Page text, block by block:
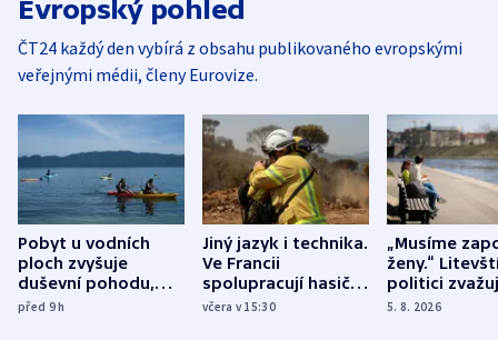
Evropský pohled
ČT24 každý den vybírá z obsahu publikovaného evropskými
veřejnými médii, členy Eurovize.
Pobyt u vodních
ploch zvyšuje
duševní pohodu,
ukázala
před 9h
Jiný jazyk i technika.
Ve Francii
spolupracují hasiči z
různých zemí
včera v 15:30
„Musíme
ženy.“
politici
dohodu o
5. 8. 2026